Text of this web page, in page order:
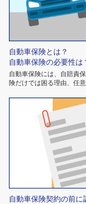
自動車保険とは？
自動車保険の必要性は
自動車保険には、自賠責
険だけでは困る理由、任
自動車保険契約の前に